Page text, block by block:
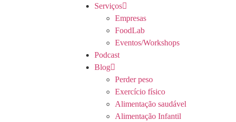
Serviços
Empresas
FoodLab
Eventos/Workshops
Podcast
Blog
Perder peso
Exercício físico
Alimentação saudável
Alimentação Infantil